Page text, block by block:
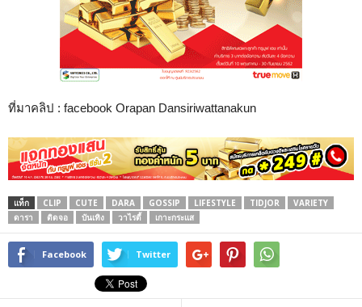
ที่มาคลิป : facebook Orapan Dansiriwattanakun
แท็ก CLIP CUTE DARA GOSSIP LIFESTYLE TIDJOR
VARIETY
ดารา
ติดจอ บันเทิง วาไรตี้ เกาะกระแส
Facebook Twitter